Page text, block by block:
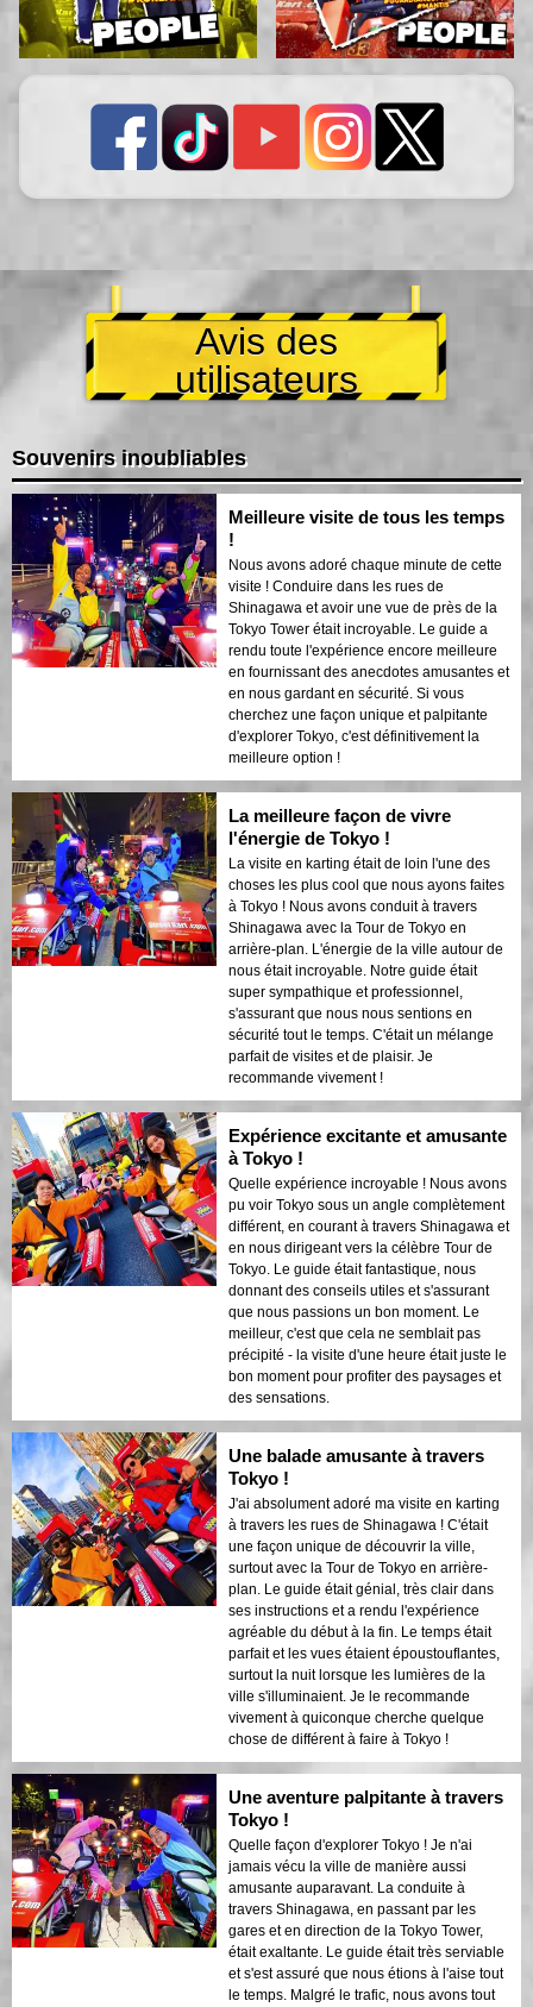
Avis des
utilisateurs
Souvenirs inoubliables
Meilleure visite de tous les temps
!
Nous avons adoré chaque minute de cette
visite ! Conduire dans les rues de
Shinagawa et avoir une vue de près de la
Tokyo Tower était incroyable. Le guide a
rendu toute l'expérience encore meilleure
en fournissant des anecdotes amusantes et
en nous gardant en sécurité. Si vous
cherchez une façon unique et palpitante
d'explorer Tokyo, c'est définitivement la
meilleure option !
La meilleure façon de vivre
l'énergie de Tokyo !
La visite en karting était de loin l'une des
choses les plus cool que nous ayons faites
à Tokyo ! Nous avons conduit à travers
Shinagawa avec la Tour de Tokyo en
arrière-plan. L'énergie de la ville autour de
nous était incroyable. Notre guide était
super sympathique et professionnel,
s'assurant que nous nous sentions en
sécurité tout le temps. C'était un mélange
parfait de visites et de plaisir. Je
recommande vivement !
Expérience excitante et amusante
à Tokyo !
Quelle expérience incroyable ! Nous avons
pu voir Tokyo sous un angle complètement
différent, en courant à travers Shinagawa et
en nous dirigeant vers la célèbre Tour de
Tokyo. Le guide était fantastique, nous
donnant des conseils utiles et s'assurant
que nous passions un bon moment. Le
meilleur, c'est que cela ne semblait pas
précipité - la visite d'une heure était juste le
bon moment pour profiter des paysages et
des sensations.
Une balade amusante à travers
Tokyo !
J'ai absolument adoré ma visite en karting
à travers les rues de Shinagawa ! C'était
une façon unique de découvrir la ville,
surtout avec la Tour de Tokyo en arrière-
plan. Le guide était génial, très clair dans
ses instructions et a rendu l'expérience
agréable du début à la fin. Le temps était
parfait et les vues étaient époustouflantes,
surtout la nuit lorsque les lumières de la
ville s'illuminaient. Je le recommande
vivement à quiconque cherche quelque
chose de différent à faire à Tokyo !
Une aventure palpitante à travers
Tokyo !
Quelle façon d'explorer Tokyo ! Je n'ai
jamais vécu la ville de manière aussi
amusante auparavant. La conduite à
travers Shinagawa, en passant par les
gares et en direction de la Tokyo Tower,
était exaltante. Le guide était très serviable
et s'est assuré que nous étions à l'aise tout
le temps. Malgré le trafic, nous avons tout